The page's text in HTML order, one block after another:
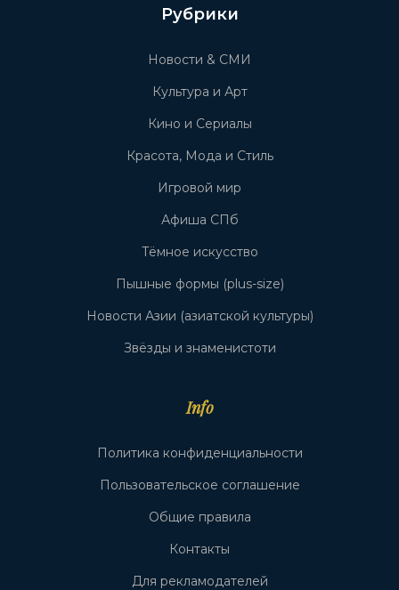
Рубрики
Новости & СМИ
Культура и Арт
Кино и Сериалы
Красота, Мода и Стиль
Игровой мир
Афиша СПб
Тёмное искусство
Пышные формы (plus-size)
Новости Азии (азиатской культуры)
Звёзды и знаменистоти
Info
Политика конфиденциальности
Пользовательское соглашение
Общие правила
Контакты
Для рекламодателей